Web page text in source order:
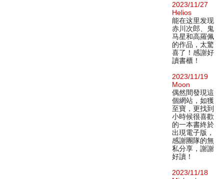
2023/11/27
Helios
能在这里发现
赤川次郎、鬼
马星和高羅佩
的作品，太驚
喜了！感謝好
讀書櫃！
2023/11/19
Moon
偶然間發現這
個網站，如獲
至寶，更找到
小時候很喜歡
的一本書終於
出現電子版，
感謝團隊的無
私分享，謝謝
好讀！
2023/11/18